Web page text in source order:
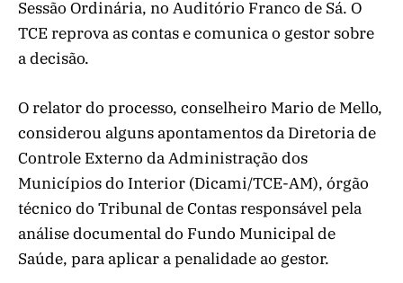
Sessão Ordinária, no Auditório Franco de Sá. O
TCE reprova as contas e comunica o gestor sobre
a decisão.
O relator do processo, conselheiro Mario de Mello,
considerou alguns apontamentos da Diretoria de
Controle Externo da Administração dos
Municípios do Interior (Dicami/TCE-AM), órgão
técnico do Tribunal de Contas responsável pela
análise documental do Fundo Municipal de
Saúde, para aplicar a penalidade ao gestor.